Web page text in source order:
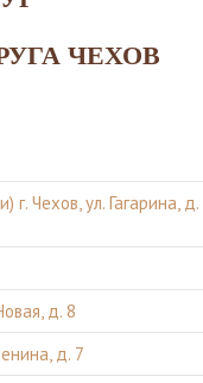
ЧЕХОВ
Чехов, ул. Гагарина, д.
д. 8
д. 7